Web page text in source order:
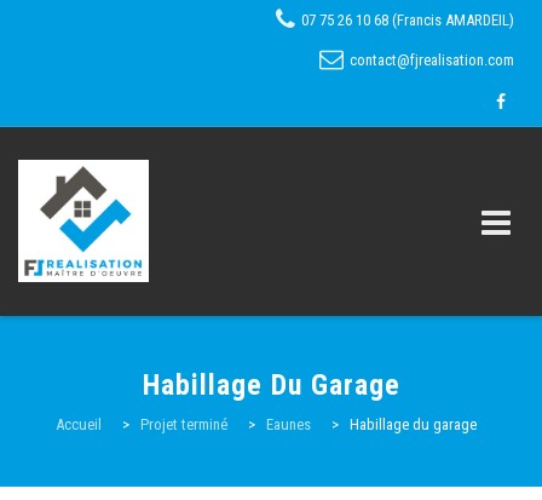
07 75 26 10 68 (Francis AMARDEIL)
contact@fjrealisation.com
Accueil
Habillage Du Garage
Accueil > Projet terminé > Eaunes > Habillage du garage